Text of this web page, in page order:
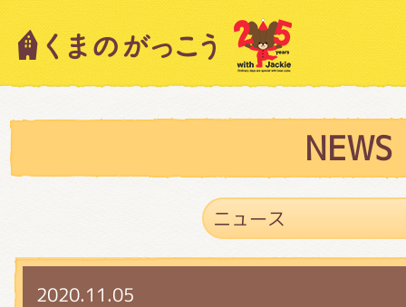
NEWS
2020.11.05
キャラクター紹介
スタッフブログ